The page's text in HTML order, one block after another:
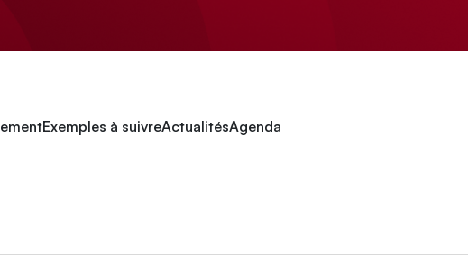
Exemples à suivreActualitésAgenda